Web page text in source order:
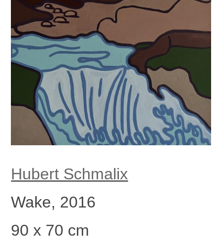
Hubert Schmalix
Wake, 2016
90 x 70 cm